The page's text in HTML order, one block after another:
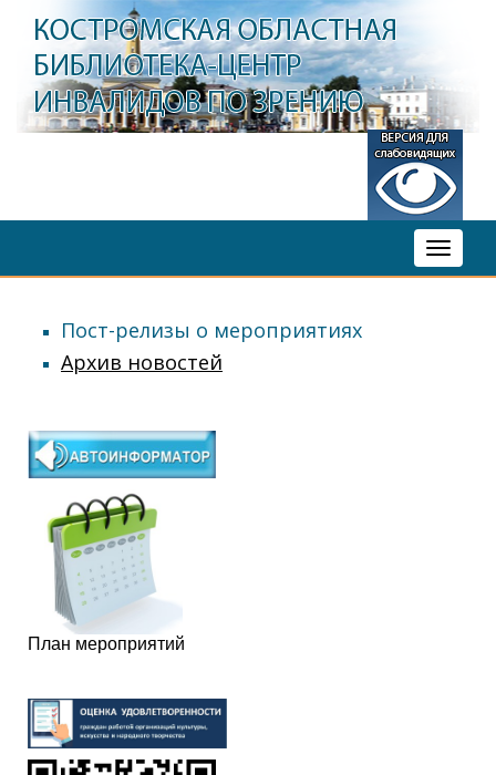
Toggle
Пост-релизы о мероприятиях
Архив новостей
План мероприятий